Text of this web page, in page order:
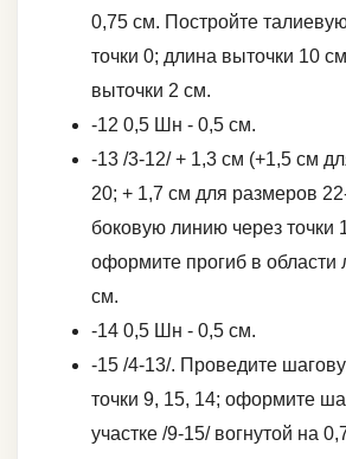
0,75 см. Постройте
точки 0; длина выточки 10
выточки 2 см.
-12 0,5 Шн - 0,5 см.
-13 /3-12/ + 1,3 см (+1,5 см
20; + 1,7 см для размеров
боковую линию через точки
оформите прогиб в области
см.
-14 0,5 Шн - 0,5 см.
-15 /4-13/. Проведите
точки 9, 15, 14; оформите
участке /9-15/ вогнутой на